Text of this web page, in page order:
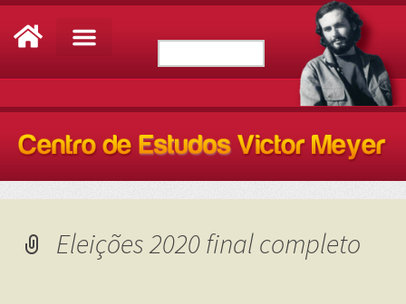
Eleições 2020 final completo